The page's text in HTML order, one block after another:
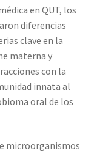
en QUT, los
diferencias
clave en la
materna y
con la
innata al
oral de los
microorganismos